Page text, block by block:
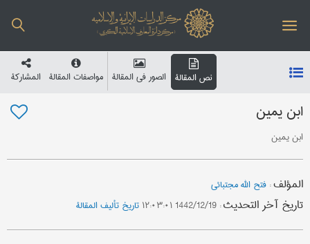
نص المقالة الصور في المقالة مواصفات المقالة المشارکة
ابن یمین
ابن یمین
المؤلف: فتح الله مجتبائي
تاریخ آخر التحدیث: 1442/12/19 ۱۲:۰۳:۰۱ تاریخ تألیف المقالة